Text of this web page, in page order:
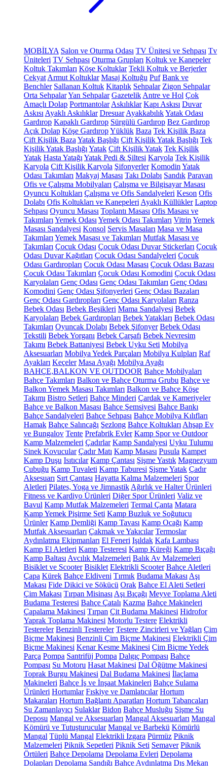
MOBİLYA Salon ve Oturma Odası TV Ünitesi ve Sehpası Tv
Üniteleri TV Sehpası Oturma Grupları Koltuk ve Kanepeler
Koltuk Takımları Köşe Koltuklar Tekli Koltuk ve Berjerler
Çekyat Armut Koltuklar Masaj Koltuğu Puf Bank ve
Benchler Sallanan Koltuk Kitaplık Sehpalar Zigon Sehpalar
Orta SehpalarYan Sehpalar Gazetelik Antre ve Hol Çok
Amaçlı Dolap Portmantolar Askılıklar Kapı Askısı Duvar
Askısı Ayaklı Askılıklar Dresuar AyakkabılıkYatak Odası
Gardırop Kapaklı Gardırop Sürgülü Gardırop Bez Gardırop
Açık Dolap Köşe GardıropYüklük Baza Tek Kişilik Baza
Çift Kişilik Baza Yatak Başlığı Çift Kişilik Yatak Başlığı Tek
Kişilik Yatak Başlığı Yatak Çift Kişilik Yatak Tek Kişilik
Yatak Hasta Yatağı Yatak Pedi & Şiltesi Karyola Tek Kişilik
Karyola Çift Kişilik Karyola Şifonyerler Komodin Yatak
Odası Takımları Makyaj Masası Takı Dolabı Sandık Paravan
Ofis ve Çalışma Mobilyaları Çalışma ve Bilgisayar Masası
Oyuncu Koltukları Çalışma ve Ofis Sandalyeleri Keson Ofis
Dolabı Ofis Koltukları ve Kanepeleri Ayaklı Küllükler Laptop
Sehpası Oyuncu Masası Toplantı Masası Ofis Masası ve
Takımları Yemek Odası Yemek Odası Takımları Vitrin Yemek
Masası Sandalyesi Konsol Servis Masaları Masa ve Masa
Takımları Yemek Masası ve Takımları Mutfak Masası ve
Takımları Çocuk Odası Çocuk Odası Duvar Stickerları Çocuk
Odası Duvar Kağıtları Çocuk Odası Sandalyeleri Çocuk
Odası Gardıropları Çocuk Odası Masası Çocuk Odası Bazası
Çocuk Odası Takımları Çocuk Odası Komodini Çocuk Odası
Karyolaları Genç Odası Genç Odası Takımları Genç Odası
Komodini Genç Odası Şifonyerleri Genç Odası Bazaları
Genç Odası Gardıropları Genç Odası Karyolaları Ranza
Bebek Odası Bebek Beşikleri Mama Sandalyesi Bebek
Karyolaları Bebek Gardıropları Bebek Yatakları Bebek Odası
Takımları Oyuncak Dolabı Bebek Şifonyer Bebek Odası
Tekstili Bebek Yorganı Bebek Çarşafı Bebek Nevresim
Takımı Bebek Battaniyesi Bebek Uyku Seti Mobilya
Aksesuarları Mobilya Yedek Parçaları Mobilya Kulpları Raf
Ayakları Keçeler Masa Ayağı Mobilya Ayağı
BAHÇE,BALKON VE OUTDOOR Bahçe Mobilyaları
Bahçe Takımları Balkon ve Bahçe Oturma Grubu Bahçe ve
Balkon Yemek Masası Takımları Balkon ve Bahçe Köşe
Takımı Bistro Setleri Bahçe Minderi Çardak ve Kameriyeler
Bahçe ve Balkon Masası Bahçe Şemsiyesi Bahçe Bankı
Bahçe Sandalyeleri Bahçe Sehpası Bahçe Mobilya Kılıfları
Hamak Bahçe Salıncağı Şezlong Bahçe Koltukları Ahşap Ev
ve Bungalov Tente Prefabrik Evler Kamp Spor ve Outdoor
Kamp Malzemeleri Çadırlar Kamp Sandalyesi Uyku Tulumu
Sinek Kovucular Çadır Matı Kamp Masası Pusula Kampet
Kamp Duşu Isıtıcılar Kamp Çantası Şişme Yastık Magnezyum
Çubuğu Kamp Tuvaleti Kamp Taburesi Şişme Yatak Çadır
Aksesuarı Sırt Çantası Hayatta Kalma Malzemeleri Spor
Aletleri Pilates, Yoga ve Jimnastik Ağırlık ve Halter Ürünleri
Fitness ve Kardiyo Ürünleri Diğer Spor Ürünleri Valiz ve
Bavul Kamp Mutfak Malzemeleri Termal Çanta Matara
Kamp Yemek Pişirme Seti Kamp Buzluk ve Soğutucu
Ürünler Kamp Demliği Kamp Tavası Kamp Ocağı Kamp
Mutfak Aksesuarları Çakmak ve Yakıcılar Termoslar
Aydınlatma Ekipmanları El Feneri Işıldak Kafa Lambası
Kamp El Aletleri Kamp Testeresi Kamp Küreği Kamp Bıçağı
Kamp Baltası Avcılık Malzemeleri Balık Av Malzemeleri
Bisiklet ve Scooter Bisiklet Elektrikli Scooter Bahçe Aletleri
Çapa Kürek Bahçe Eldiveni Tırmık Budama Makası Aşı
Makası Fide Dikici ve Sökücü Orak Bahçe El Aleti Setleri
Çim Makası Tırpan Misinası Aşı Bıçağı Meyve Toplama Aleti
Budama Testeresi Bahçe Çatalı Kazma Bahçe Makineleri
Çapalama Makinesi Tırpan Çit Budama Makinesi Hidrofor
Yaprak Toplama Makinesi Motorlu Testere Elektrikli
Testereler Benzinli Testereler Testere Zincirleri ve Yağları Çim
Biçme Makinesi Benzinli Çim Biçme Makinesi Elektrikli Çim
Biçme Makinesi Kenar Kesme Makinesi Çim Biçme Yedek
Parça Pompa Santrifüj Pompa Dalgıç Pompası Bahçe
Pompası Su Motoru Hasat Makinesi Dal Öğütme Makinesi
Toprak Burgu Makinesi Dal Budama Makinesi İlaçlama
Makineleri Bahçe İş ve İnşaat Makineleri Bahçe Sulama
Ürünleri Hortumlar Fıskiye ve Damlatıcılar Hortum
Makaraları Hortum Bağlantı Aparatları Hortum Tabancaları
Su Zamanlayıcı Sulaklar Bidon Bahçe Musluğu Şişme Su
Deposu Mangal ve Aksesuarları Mangal Aksesuarları Mangal
Kömürü ve Tutuşturucular Mangal ve Barbekü Kömürlü
Mangal Tüplü Mangal Elektrikli Izgara Pürmüz Piknik
Malzemeleri Piknik Sepetleri Piknik Seti Semaver Piknik
Örtüleri Bahçe Depolama Depolama Evleri Depolama
Dolapları Depolama Sandığı Bahçe Aydınlatma Dış Mekan